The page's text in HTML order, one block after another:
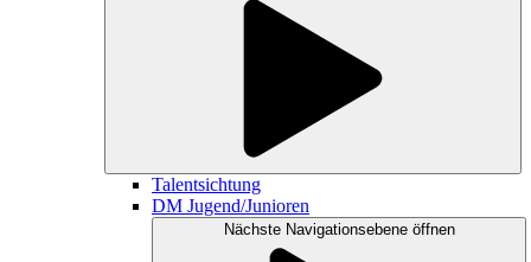
Talentsichtung
DM Jugend/Junioren
Nächste Navigationsebene öffnen